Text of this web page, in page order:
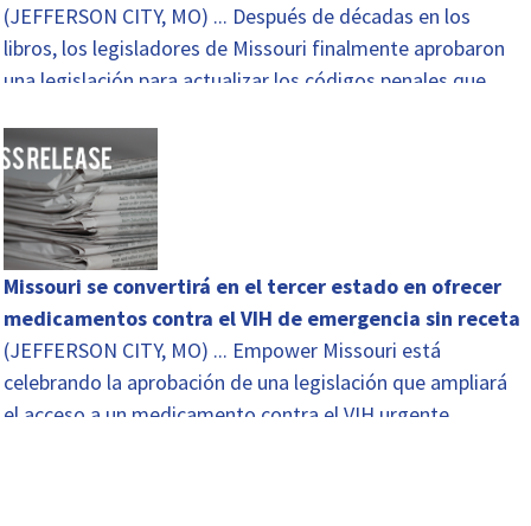
(JEFFERSON CITY, MO) ... Después de décadas en los
libros, los legisladores de Missouri finalmente aprobaron
una legislación para actualizar los códigos penales que
Missouri se convertirá en el tercer estado en ofrecer
medicamentos contra el VIH de emergencia sin receta
(JEFFERSON CITY, MO) ... Empower Missouri está
celebrando la aprobación de una legislación que ampliará
el acceso a un medicamento contra el VIH urgente.